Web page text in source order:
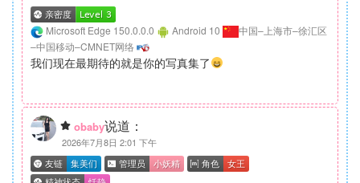
Microsoft Edge 150.0.0.0 Android 10
中国–上海市–徐汇区
–中国移动–CMNET网络
我们现在最期待的就是你的写真集了
obaby说道：
2026年7月8日 2:01 下午